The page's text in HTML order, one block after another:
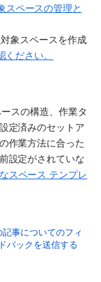
スペースの管理と
象スペースを作成
ださい。
スの構造、作業タ
定済みのセットア
作業方法に合った
設定がされていな
スペース テンプレ
記事についてのフィ
バックを送信する